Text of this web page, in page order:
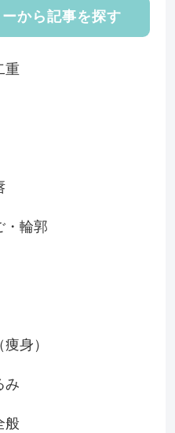
から記事を探す
重
・輪郭
身）
み
般